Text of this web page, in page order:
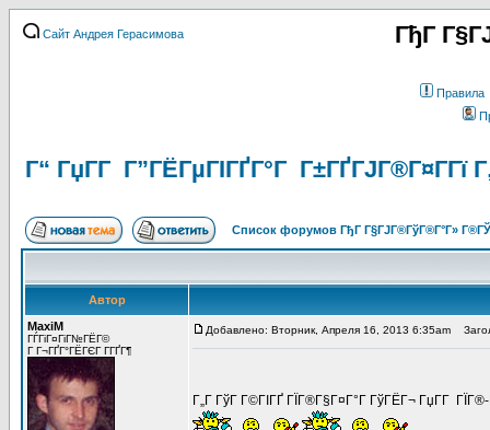
Сайт Андрея Герасимова ГђГ
Правила
Г“ ГџГ­Г Г”ГЁГµГІГҐГ°Г Г±ГҐГЈГ®Г¤Г­Гї
Список форумов ГђГ Г§ГЈГ®ГўГ®Г°Г»
Автор
MaxiM
ГЃГіГ¤ГіГ№ГЁГ©
Г Г¬ГҐГ°ГЁГЄГ Г­ГҐГ¶
Добавлено: Вторник, Апреля 16, 2013 6:35am
Г„Г ГўГ Г©ГІГҐ ГЇГ®Г§Г¤Г°Г ГўГЁГ¬ ГџГ­Г